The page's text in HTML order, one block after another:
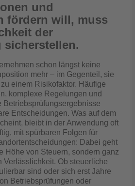
und
fördern will, muss
der
sicherstellen.
schon längst keine
mehr – im Gegenteil, sie
einem Risikofaktor. Häufige
komplexe Regelungen und
Betriebsprüfungsergebnisse
Entscheidungen. Was auf dem
bleibt in der Anwendung oft
mit spürbaren Folgen für
Dabei geht
Höhe von Steuern, sondern ganz
Verlässlichkeit. Ob steuerliche
sind oder sich erst Jahre
Betriebsprüfungen oder